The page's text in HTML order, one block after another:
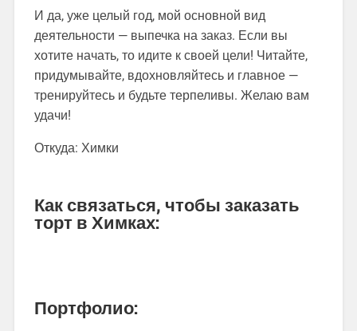
И да, уже целый год, мой основной вид
деятельности — выпечка на заказ. Если вы
хотите начать, то идите к своей цели! Читайте,
придумывайте, вдохновляйтесь и главное —
тренируйтесь и будьте терпеливы. Желаю вам
удачи!
Откуда: Химки
Как связаться, чтобы заказать
торт в Химках:
Портфолио: